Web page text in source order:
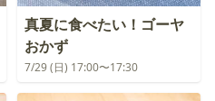
真夏に食べたい！ゴーヤ
おかず
7/29 (日) 17:00〜17:30